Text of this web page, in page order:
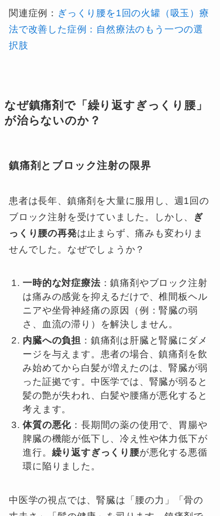
関連症例： ぎっくり腰を1回の火罐（吸玉）療
法で改善した症例：自然療法のもう一つの選
択肢
なぜ鎮痛剤で「繰り返すぎっくり腰」
が治らないのか？
鎮痛剤とブロック注射の限界
患者は長年、鎮痛剤を大量に服用し、週1回の
ブロック注射を受けていました。しかし、
ぎ
っくり腰の再発は止まらず、痛みも変わりま
せんでした。なぜでしょうか？
一時的な対症療法：鎮痛剤やブロック注射
は痛みの感覚を抑えるだけで、椎間板ヘル
ニアや坐骨神経痛の原因（例：腎臓の弱
さ、血流の滞り）を解決しません。
内臓への負担 ：鎮痛剤は肝臓と腎臓にダメ
ージを与えます。患者の場合、鎮痛剤を飲
み始めてから白髪が増えたのは、腎臓が弱
った証拠です。中医学では、腎臓が弱ると
髪の艶が失われ、白髪や腰痛が悪化すると
考えます。
体質の悪化 ：長期間の薬の使用で、胃腸や
脾臓の機能が低下し、冷え性や体力低下が
進行。 繰り返すぎっくり腰が悪化する悪循
環に陥りました。
中医学の視点では、腎臓は「腰の力」「骨の